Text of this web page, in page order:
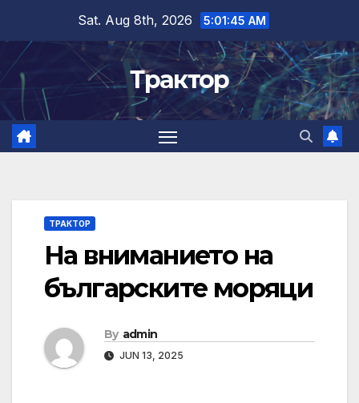
content
Sat. Aug 8th, 2026 5:01:46 AM
Трактор
ТРАКТОР
На вниманието на
българските моряци
By admin
JUN 13, 2025